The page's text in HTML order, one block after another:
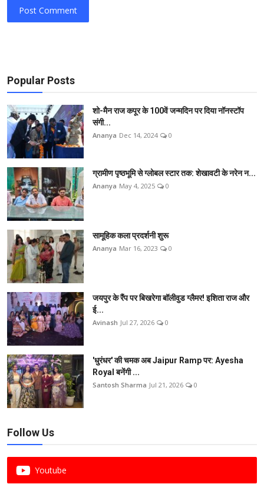
Post Comment
Popular Posts
शो-मैन राज कपूर के 100वें जन्मदिन पर दिया नॉनस्टॉप
संगी...
Ananya Dec 14, 2024 0
ग्रामीण पृष्ठभूमि से ग्लोबल स्टार तक: शेखावटी के नरेन न...
Ananya May 4, 2025 0
सामूहिक कला प्रदर्शनी शुरू
Ananya Mar 16, 2023 0
जयपुर के रैंप पर बिखरेगा बॉलीवुड ग्लैमर! इशिता राज और
ई...
Avinash Jul 27, 2026 0
'धुरंधर' की चमक अब Jaipur Ramp पर: Ayesha
Royal बनेंगी ...
Santosh Sharma Jul 21, 2026 0
Follow Us
Youtube